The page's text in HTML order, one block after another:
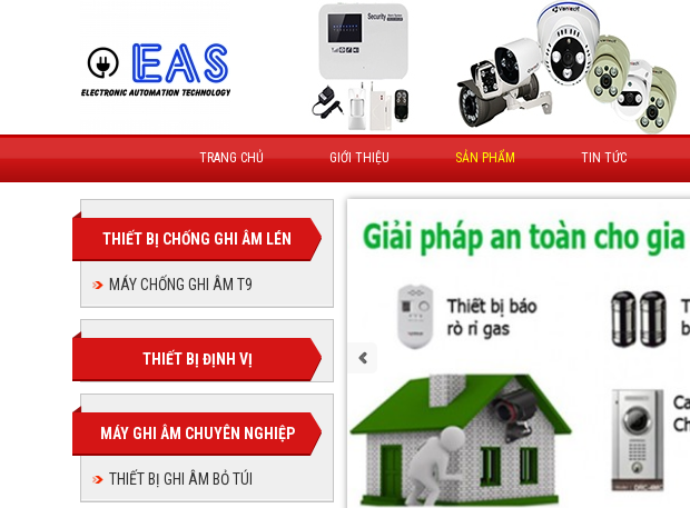
TRANG CHỦ GIỚI THIỆU SẢN PHẨM TIN TỨC
THIẾT BỊ CHỐNG GHI ÂM LÉN
MÁY CHỐNG GHI ÂM T9
THIẾT BỊ ĐỊNH VỊ
MÁY GHI ÂM CHUYÊN NGHIỆP
THIẾT BỊ GHI ÂM BỎ TÚI